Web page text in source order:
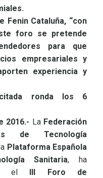
Fenin Cataluña, “con
foro se pretende
para que
empresariales y
experiencia y
ronda los 6
2016.- La Federación
de Tecnología
Plataforma Española
Sanitaria, ha
el
III Foro de